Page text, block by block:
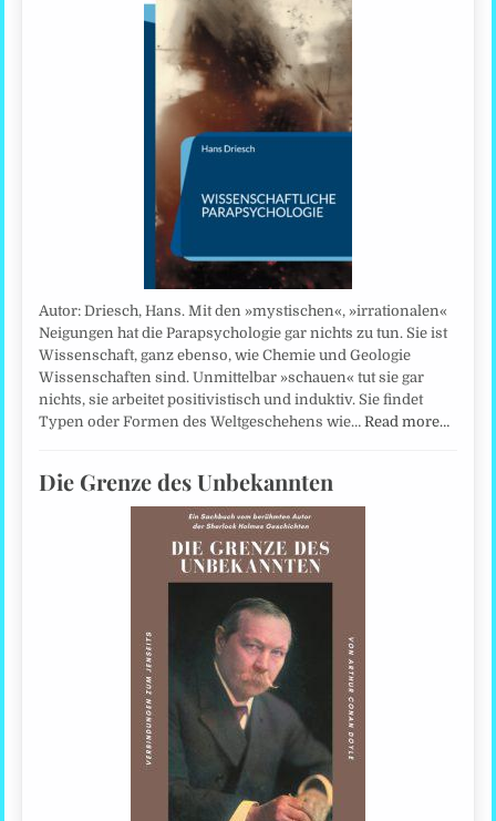
Autor: Driesch, Hans. Mit den »mystischen«, »irrationalen«
Neigungen hat die Parapsychologie gar nichts zu tun. Sie ist
Wissenschaft, ganz ebenso, wie Chemie und Geologie
Wissenschaften sind. Unmittelbar »schauen« tut sie gar
nichts, sie arbeitet positivistisch und induktiv. Sie findet
Typen oder Formen des Weltgeschehens wie…Read more…
Die Grenze des Unbekannten